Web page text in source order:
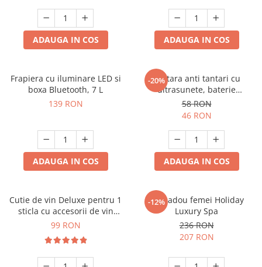
ADAUGA IN COS ADAUGA IN COS
Frapiera cu iluminare LED si
boxa Bluetooth, 7 L
139 RON
ADAUGA IN COS
-20%
Bratara anti tantari cu
ultrasunete, baterie
reincarcabila 90mAh
58 RON
46 RON
ADAUGA IN COS
Cutie de vin Deluxe pentru 1
sticla cu accesorii de vin
incluse piele ecologica de
99 RON
-12%
Set cadou femei Holiday
Luxury Spa
236 RON
207 RON